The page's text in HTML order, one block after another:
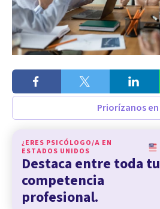
Priorízanos en
¿ERES PSICÓLOGO/A EN
ESTADOS UNIDOS
Destaca entre toda tu
competencia
profesional.